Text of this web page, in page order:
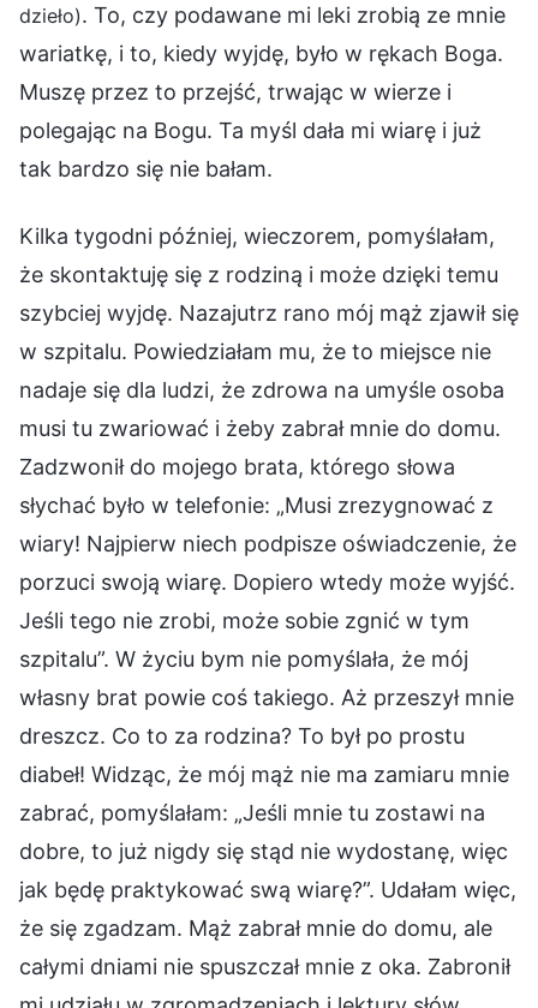
dzieło). To, czy podawane mi leki zrobią ze mnie
wariatkę, i to, kiedy wyjdę, było w rękach Boga.
Muszę przez to przejść, trwając w wierze i
polegając na Bogu. Ta myśl dała mi wiarę i już
tak bardzo się nie bałam.
Kilka tygodni później, wieczorem, pomyślałam,
że skontaktuję się z rodziną i może dzięki temu
szybciej wyjdę. Nazajutrz rano mój mąż zjawił się
w szpitalu. Powiedziałam mu, że to miejsce nie
nadaje się dla ludzi, że zdrowa na umyśle osoba
musi tu zwariować i żeby zabrał mnie do domu.
Zadzwonił do mojego brata, którego słowa
słychać było w telefonie: „Musi zrezygnować z
wiary! Najpierw niech podpisze oświadczenie, że
porzuci swoją wiarę. Dopiero wtedy może wyjść.
Jeśli tego nie zrobi, może sobie zgnić w tym
szpitalu”. W życiu bym nie pomyślała, że mój
własny brat powie coś takiego. Aż przeszył mnie
dreszcz. Co to za rodzina? To był po prostu
diabeł! Widząc, że mój mąż nie ma zamiaru mnie
zabrać, pomyślałam: „Jeśli mnie tu zostawi na
dobre, to już nigdy się stąd nie wydostanę, więc
jak będę praktykować swą wiarę?”. Udałam więc,
że się zgadzam. Mąż zabrał mnie do domu, ale
całymi dniami nie spuszczał mnie z oka. Zabronił